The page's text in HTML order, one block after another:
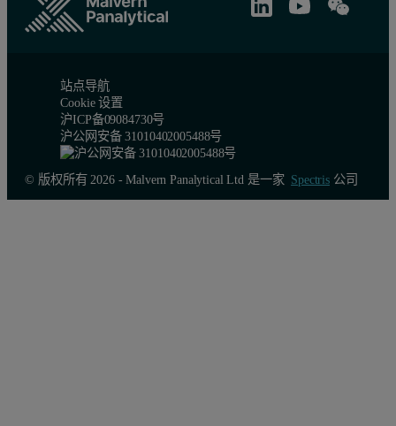
站点导航
Cookie 设置
沪ICP备09084730号
沪公网安备 31010402005488号
© 版权所有 2026 - Malvern Panalytical Ltd 是一家 Spectris公司